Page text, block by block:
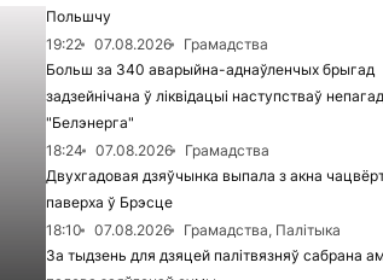
Польшчу
19:22
07.08.2026
Грамадства
Больш за 340 аварыйна-аднаўленчых брыгад
задзейнічана ў ліквідацыі наступстваў
"Белэнерга"
18:24
07.08.2026
Грамадства
Двухгадовая дзяўчынка выпала з акна
паверха ў Брэсце
18:10
07.08.2026
Грамадства, Палітыка
За тыдзень для дзяцей палітвязняў сабрана